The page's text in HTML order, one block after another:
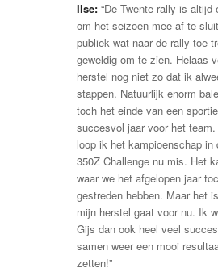
Ilse: “De Twente rally is altijd
om het seizoen mee af te
publiek wat naar de rally toe
geweldig om te zien. Helaas
herstel nog niet zo dat ik
stappen. Natuurlijk enorm
toch het einde van een
succesvol jaar voor het
loop ik het kampioenschap in
350Z Challenge nu mis. Het
waar we het afgelopen jaar
gestreden hebben. Maar het
mijn herstel gaat voor nu. Ik
Gijs dan ook heel veel
samen weer een mooi
zetten!”